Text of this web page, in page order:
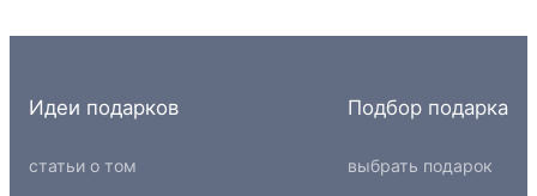
Идеи подарков
статьи о том
Подбор подарка
выбрать подарок